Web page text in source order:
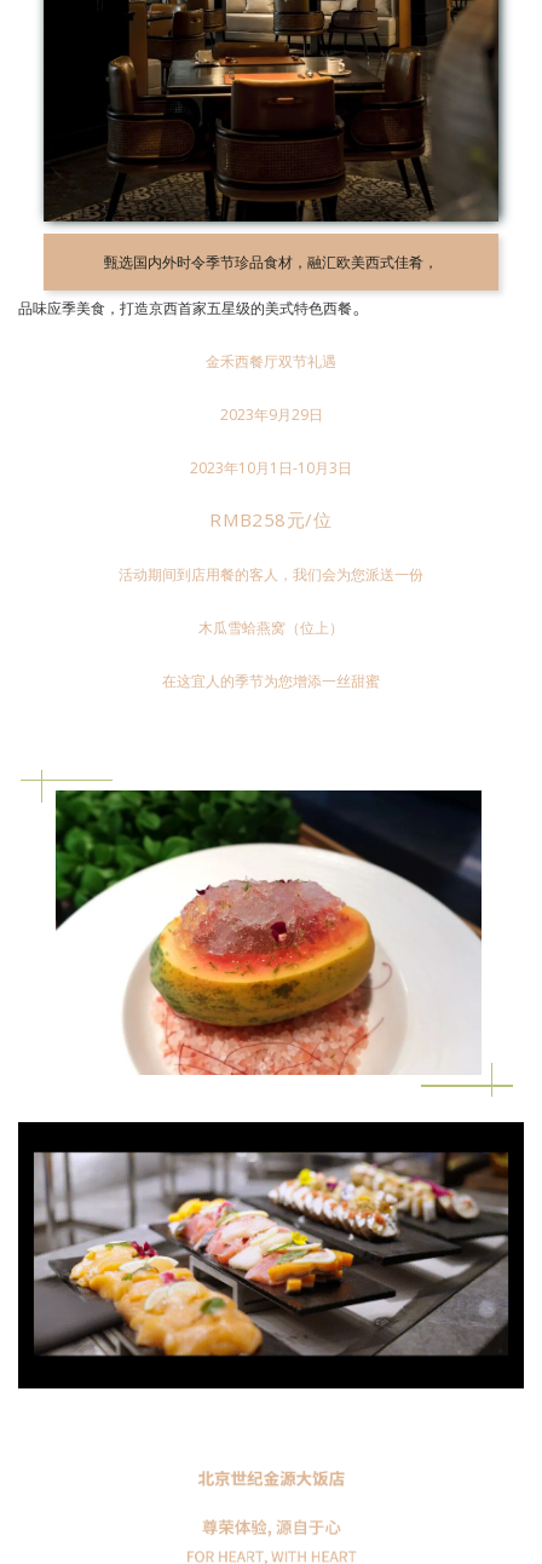
甄选国内外时令季节珍品食材，融汇欧美西式佳肴，
品味应季美食，打造京西首家五星级的美式特色西餐。
金禾西餐厅双节礼遇
2023年9月29日
2023年10月1日-10月3日
RMB258元/位
活动期间到店用餐的客人，我们会为您派送一份
木瓜雪蛤燕窝（位上）
在这宜人的季节为您增添一丝甜蜜